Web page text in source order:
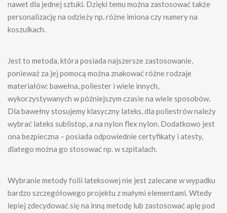
nawet dla jednej sztuki. Dzięki temu można zastosować także
personalizację na odzieży np. różne imiona czy numery na
koszulkach.
Jest to metoda, która posiada najszersze zastosowanie,
ponieważ za jej pomocą można znakować różne rodzaje
materiałów: bawełna, poliester i wiele innych,
wykorzystywanych w późniejszym czasie na wiele sposobów.
Dla bawełny stosujemy klasyczny lateks, dla poliestrów należy
wybrać lateks sublistop, a na nylon flex nylon. Dodatkowo jest
ona bezpieczna – posiada odpowiednie certyfikaty i atesty,
dlatego można go stosować np. w szpitalach.
Wybranie metody folii lateksowej nie jest zalecane w wypadku
bardzo szczegółowego projektu z małymi elementami. Wtedy
lepiej zdecydować się na inną metodę lub zastosować aplę pod